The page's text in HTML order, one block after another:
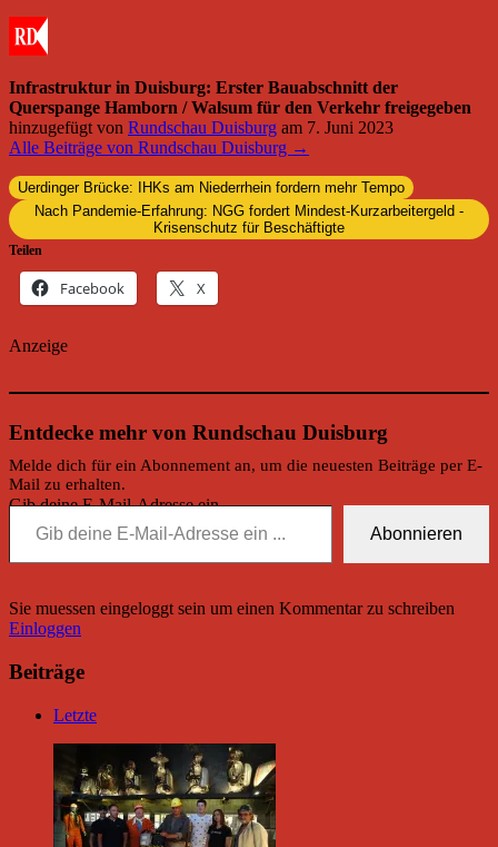
Infrastruktur in Duisburg: Erster Bauabschnitt der
Querspange Hamborn / Walsum für den Verkehr freigegeben
hinzugefügt von Rundschau Duisburg am 7. Juni 2023
Alle Beiträge von Rundschau Duisburg →
Uerdinger Brücke: IHKs am Niederrhein fordern mehr Tempo
Nach Pandemie-Erfahrung: NGG fordert Mindest-Kurzarbeitergeld -
Krisenschutz für Beschäftigte
Teilen
Facebook X
Anzeige
Entdecke mehr von Rundschau Duisburg
Melde dich für ein Abonnement an, um die neuesten Beiträge per E-
Mail zu erhalten.
Gib deine E-Mail-Adresse ein ...
Abonnieren
Sie muessen eingeloggt sein um einen Kommentar zu schreiben
Einloggen
Beiträge
Letzte